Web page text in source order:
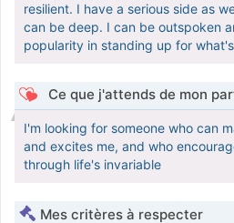
resilient. I have a serious side as
can be deep. I can be outspoken
popularity in standing up for
Ce que j'attends de mon
I'm looking for someone who can
and excites me, and who
through life's invariable
Mes critères à respecter